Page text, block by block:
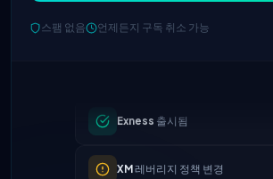
스팸 없음 언제든지 구독 취소 가능
→ 0.1핍
XM레버리지 정책 변경
FP Markets — 신규 무수수료 계좌